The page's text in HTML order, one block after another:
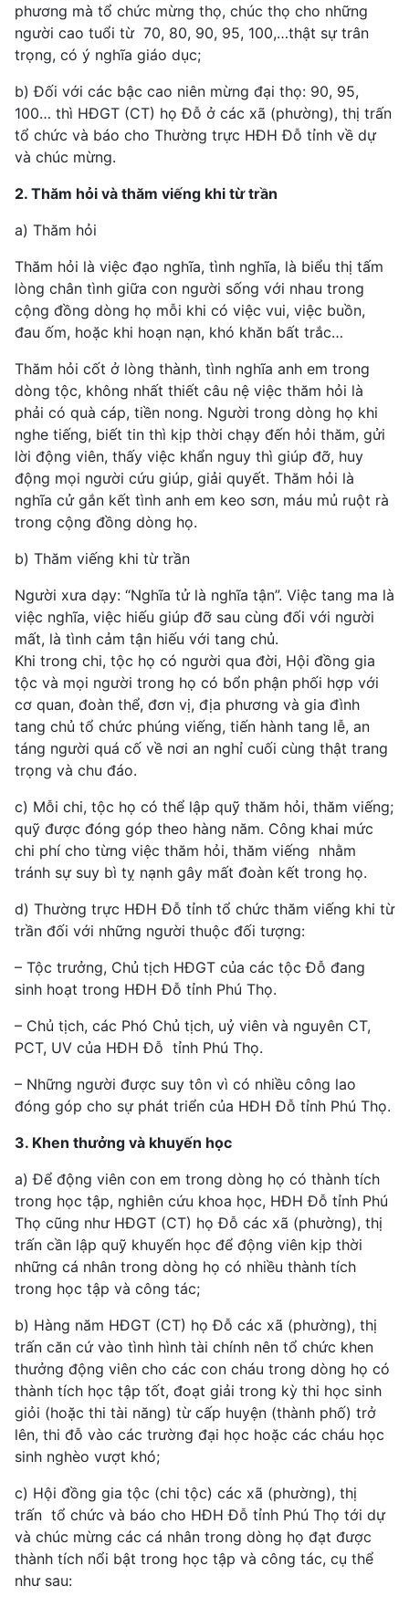
phương mà tổ chức mừng thọ, chúc thọ cho những
người cao tuổi từ 70, 80, 90, 95, 100,…thật sự trân
trọng, có ý nghĩa giáo dục;
b) Đối với các bậc cao niên mừng đại thọ: 90, 95,
100… thì HĐGT (CT) họ Đỗ ở các xã (phường), thị trấn
tổ chức và báo cho Thường trực HĐH Đỗ tỉnh về dự
và chúc mừng.
2. Thăm hỏi và thăm viếng khi từ trần
a) Thăm hỏi
Thăm hỏi là việc đạo nghĩa, tình nghĩa, là biểu thị tấm
lòng chân tình giữa con người sống với nhau trong
cộng đồng dòng họ mỗi khi có việc vui, việc buồn,
đau ốm, hoặc khi hoạn nạn, khó khăn bất trắc…
Thăm hỏi cốt ở lòng thành, tình nghĩa anh em trong
dòng tộc, không nhất thiết câu nệ việc thăm hỏi là
phải có quà cáp, tiền nong. Người trong dòng họ khi
nghe tiếng, biết tin thì kịp thời chạy đến hỏi thăm, gửi
lời động viên, thấy việc khẩn nguy thì giúp đỡ, huy
động mọi người cứu giúp, giải quyết. Thăm hỏi là
nghĩa cử gắn kết tình anh em keo sơn, máu mủ ruột rà
trong cộng đồng dòng họ.
b) Thăm viếng khi từ trần
Người xưa dạy: “Nghĩa tử là nghĩa tận”. Việc tang ma là
việc nghĩa, việc hiếu giúp đỡ sau cùng đối với người
mất, là tình cảm tận hiếu với tang chủ.
Khi trong chi, tộc họ có người qua đời, Hội đồng gia
tộc và mọi người trong họ có bổn phận phối hợp với
cơ quan, đoàn thể, đơn vị, địa phương và gia đình
tang chủ tổ chức phúng viếng, tiến hành tang lễ, an
táng người quá cố về nơi an nghỉ cuối cùng thật trang
trọng và chu đáo.
c) Mỗi chi, tộc họ có thể lập quỹ thăm hỏi, thăm viếng;
quỹ được đóng góp theo hàng năm. Công khai mức
chi phí cho từng việc thăm hỏi, thăm viếng nhằm
tránh sự suy bì tỵ nạnh gây mất đoàn kết trong họ.
d) Thường trực HĐH Đỗ tỉnh tổ chức thăm viếng khi từ
trần đối với những người thuộc đối tượng:
– Tộc trưởng, Chủ tịch HĐGT của các tộc Đỗ đang
sinh hoạt trong HĐH Đỗ tỉnh Phú Thọ.
– Chủ tịch, các Phó Chủ tịch, uỷ viên và nguyên CT,
PCT, UV của HĐH Đỗ tỉnh Phú Thọ.
– Những người được suy tôn vì có nhiều công lao
đóng góp cho sự phát triển của HĐH Đỗ tỉnh Phú Thọ.
3. Khen thưởng và khuyến học
a) Để động viên con em trong dòng họ có thành tích
trong học tập, nghiên cứu khoa học, HĐH Đỗ tỉnh Phú
Thọ cũng như HĐGT (CT) họ Đỗ các xã (phường), thị
trấn cần lập quỹ khuyến học để động viên kịp thời
những cá nhân trong dòng họ có nhiều thành tích
trong học tập và công tác;
b) Hàng năm HĐGT (CT) họ Đỗ các xã (phường), thị
trấn căn cứ vào tình hình tài chính nên tổ chức khen
thưởng động viên cho các con cháu trong dòng họ có
thành tích học tập tốt, đoạt giải trong kỳ thi học sinh
giỏi (hoặc thi tài năng) từ cấp huyện (thành phố) trở
lên, thi đỗ vào các trường đại học hoặc các cháu học
sinh nghèo vượt khó;
c) Hội đồng gia tộc (chi tộc) các xã (phường), thị
trấn tổ chức và báo cho HĐH Đỗ tỉnh Phú Thọ tới dự
và chúc mừng các cá nhân trong dòng họ đạt được
thành tích nổi bật trong học tập và công tác, cụ thể
như sau: